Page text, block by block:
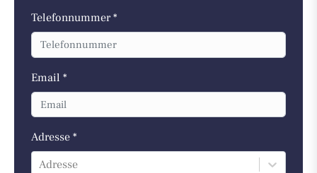
Telefonnummer *
Email *
Adresse *
Adresse